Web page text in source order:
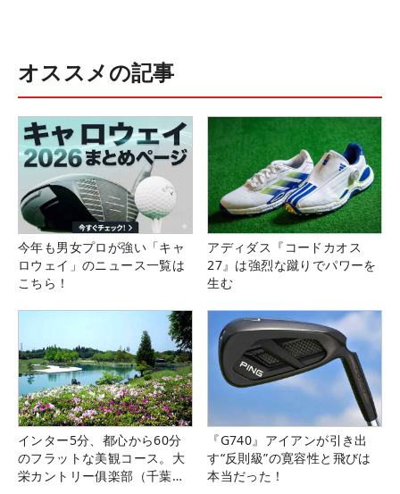
オススメの記事
今年も男女プロが強い「キャ
ロウェイ」のニュース一覧は
こちら！
アディダス『コードカオス
27』は強烈な蹴りでパワーを
生む
インター5分、都心から60分
のフラットな美観コース。大
栄カントリー俱楽部（千葉
『G740』アイアンが引き出
す“反則級”の寛容性と飛びは
本当だった！